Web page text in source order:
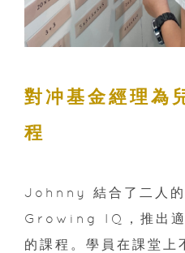
對冲基金經理為
程
Johnny 結合了二人的
Growing IQ，推出
的課程。學員在課堂上